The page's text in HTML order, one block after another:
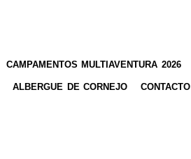
CAMPAMENTOS MULTIAVENTURA 2026
ALBERGUE DE CORNEJO CONTACTO